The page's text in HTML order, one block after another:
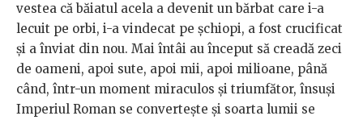
vestea că băiatul acela a devenit un bărbat care i-a
lecuit pe orbi, i-a vindecat pe șchiopi, a fost crucificat
și a înviat din nou. Mai întâi au început să creadă zeci
de oameni, apoi sute, apoi mii, apoi milioane, până
când, într-un moment miraculos și triumfător, însuși
Imperiul Roman se convertește și soarta lumii se